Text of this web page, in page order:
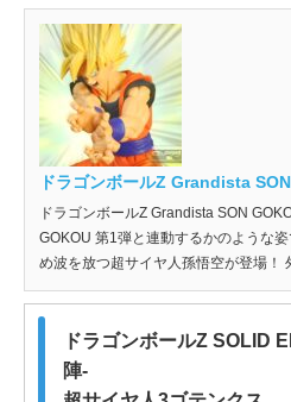
ドラゴンボールZ Grandista
ドラゴンボールZ Grandista SON
GOKOU 第1弾と連動するかのような
め波を放つ超サイヤ人孫悟空が登場！
ドラゴンボールZ SOLID
陣-